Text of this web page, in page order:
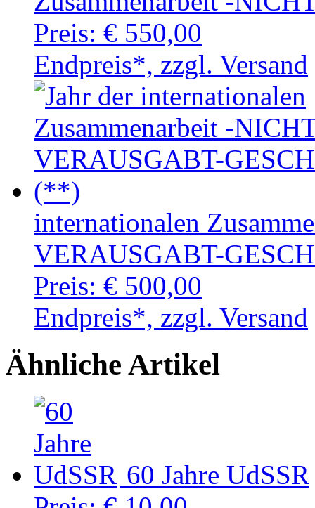
Preis: € 550,00
Endpreis*, zzgl. Versand
internationalen
VERAUSGABT-
Preis: € 500,00
Endpreis*, zzgl. Versand
Ähnliche Artikel
60 Jahre UdSSR